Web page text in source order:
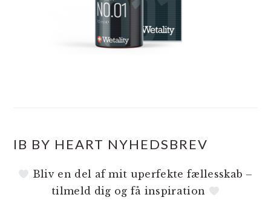
IB BY HEART NYHEDSBREV
Bliv en del af mit uperfekte fællesskab –
tilmeld dig og få inspiration